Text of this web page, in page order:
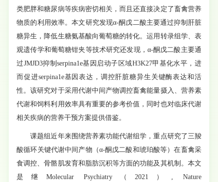
类肥胖和糖尿病等疾病密切相关，而且还直接决定了畜禽营养
物质的利用效率。本文研究发现α-酮戊二酸主要通过抑制肝脏
糖异生，降低生糖氨基酸向葡萄糖的转化。运用转录组学、表
观遗传学和葡萄糖钳夹等技术研究还发现，α-酮戊二酸主要通
过JMJD3抑制serpina1e基因启动子区域H3K27甲基化水平，进
而促进serpina1e基因表达，调控肝脏糖异生关键酶表达和活
性。该研究对于采用代谢中间产物调控畜禽能量摄入、营养素
代谢和饲料利用效率具有重要的参考价值，同时也对临床代谢
相关疾病的营养干预方案提供借鉴。
课题组近年来围绕营养素功能代谢组学，重点研究了三羧
酸循环关键代谢中间产物（α-酮戊二酸和琥珀酸等）在畜禽采
食调控、骨骼肌发育和脂肪沉积等方面的功能及其机制。本文
是继Molecular Psychiatry（2021）, Nature